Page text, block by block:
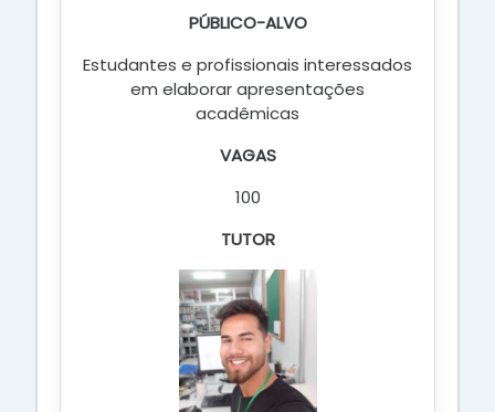
PÚBLICO-ALVO
Estudantes e profissionais interessados
em elaborar apresentações
acadêmicas
VAGAS
100
TUTOR